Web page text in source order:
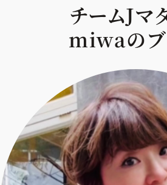
50代なに着てる？
ファッション特集
エイジングケア
50代ベストコスメ
ヘルスケアTOPICS
ストレッチ・エクササイズ
ダイエット
50代健康のお悩み
住まい
旅行＆グルメ
カルチャー
50代のお悩み
エクラ 華組メンバー一覧
エクラ 華組ランキング
チームJマダム
チームJマダムメンバー一覧
チームJマダムランキング
チームJマダム特集
編集長コラム
あら、素敵☆ 手帖
占い
イヴルルド遙華の12星座占い
試し読み
チームJマ
miwaの